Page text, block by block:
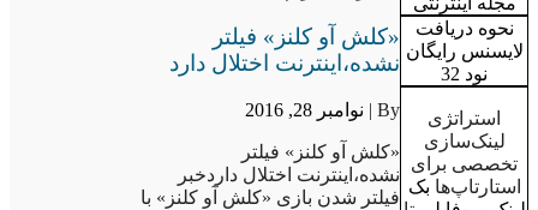
نحوه دریافت
لایسنس رایگان
نود 32
استراتژی
لینک‌سازی
تخصصی برای
استارتاپ‌ها بک
«کلش آو کلنز» فیلتر
نشده،اینترنت اختلال دارد
By | نوامبر 28, 2016
«کلش آو کلنز» فیلتر
نشده،اینترنت اختلال داردخبر
فیلتر شدن بازی «کلش آو کلنز» با